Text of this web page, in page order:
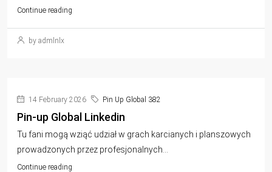
Continue reading
by admlnlx
14 February 2026 Pin Up Global 382
Pin-up Global Linkedin
Tu fani mogą wziąć udział w grach karcianych i planszowych
prowadzonych przez profesjonalnych...
Continue reading